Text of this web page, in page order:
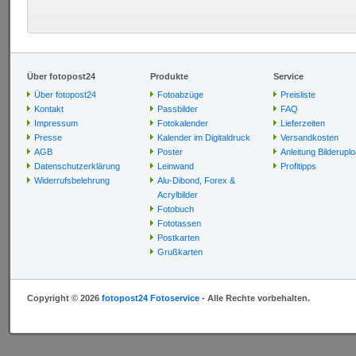
Über fotopost24
Über fotopost24
Kontakt
Impressum
Presse
AGB
Datenschutzerklärung
Widerrufsbelehrung
Produkte
Fotoabzüge
Passbilder
Fotokalender
Kalender im Digitaldruck
Poster
Leinwand
Alu-Dibond, Forex &
Acrylbilder
Fotobuch
Fototassen
Postkarten
Grußkarten
Service
Preisliste
FAQ
Lieferzeiten
Versandkosten
Anleitung
Profitipps
Copyright © 2026 fotopost24 Fotoservice - Alle Rechte vorbehalten.